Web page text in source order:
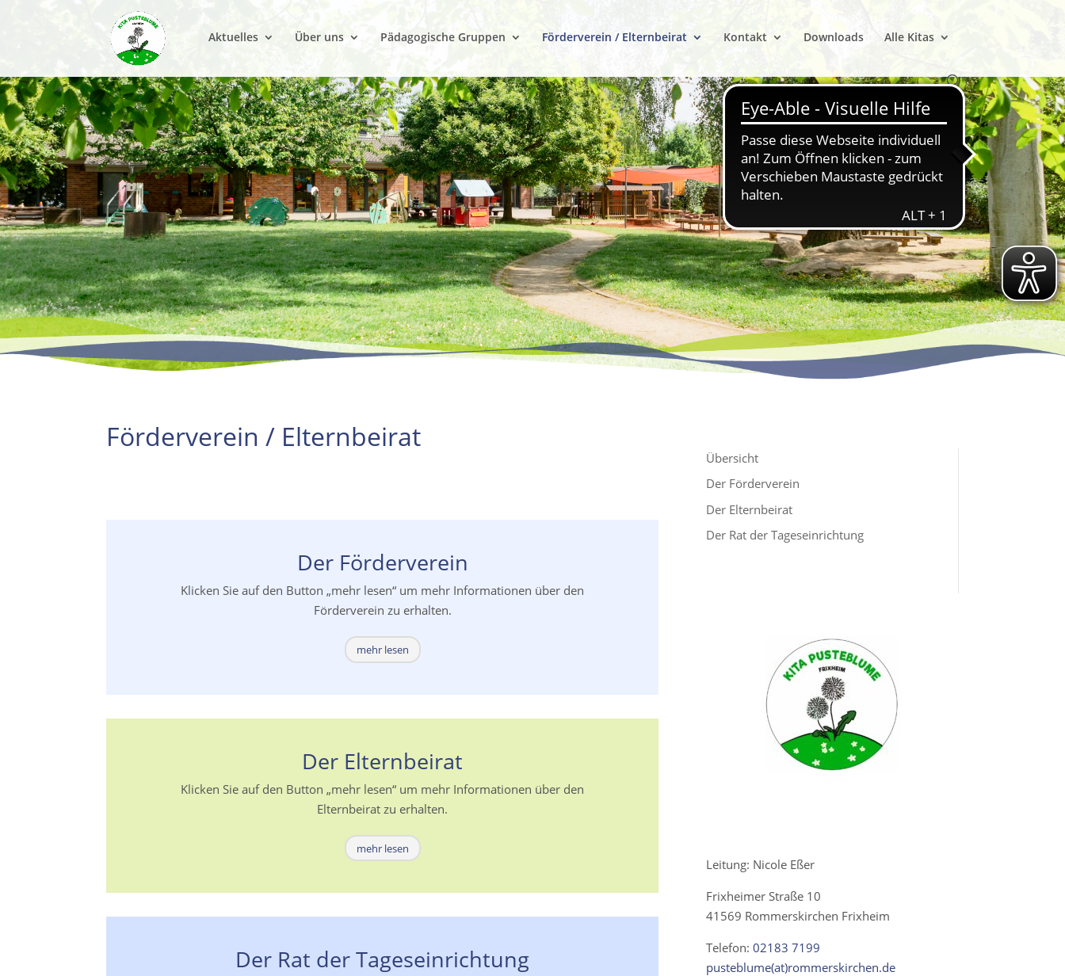
Aktuelles Über uns Pädagogische Gruppen Förderverein / Elternbeirat Kontakt Downloads Alle Kitas
Förderverein / Elternbeirat
Der Förderverein
Klicken Sie auf den Button „mehr lesen“ um mehr Informationen über den
Förderverein zu erhalten.
mehr lesen
Der Elternbeirat
Klicken Sie auf den Button „mehr lesen“ um mehr Informationen über den
Elternbeirat zu erhalten.
mehr lesen
Der Rat der Tageseinrichtung
Übersicht
Der Förderverein
Der Elternbeirat
Der Rat der Tageseinrichtung
Leitung: Nicole Eßer
Frixheimer Straße 10
41569 Rommerskirchen Frixheim
Telefon: 02183 7199
pusteblume(at)rommerskirchen.de